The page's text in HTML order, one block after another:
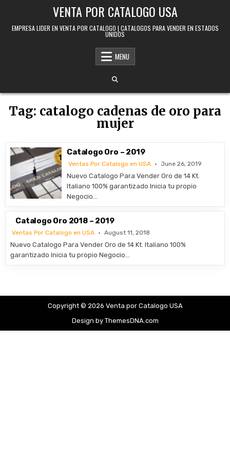
VENTA POR CATALOGO USA
EMPRESA LIDER EN VENTA POR CATALOGO | CATALOGOS PARA VENDER EN ESTADOS
UNIDOS
MENU
Tag: catalogo cadenas de oro para
mujer
Catalogo Oro – 2019
Ventas Por Catalogo en USA June 26, 2019
Nuevo Catalogo Para Vender Oro de 14 Kt.
Italiano 100% garantizado Inicia tu propio
Negocio…
Catalogo Oro 2018 – 2019
Ventas Por Catalogo en USA August 11, 2018
Nuevo Catalogo Para Vender Oro de 14 Kt. Italiano 100%
garantizado Inicia tu propio Negocio…
Copyright © 2026 Venta por Catalogo USA
Design by ThemesDNA.com